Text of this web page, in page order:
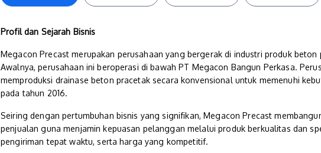
Profil dan Sejarah Bisnis
Megacon Precast merupakan perusahaan yang bergerak di industri produk beton
Awalnya, perusahaan ini beroperasi di bawah PT Megacon Bangun Perkasa.
memproduksi drainase beton pracetak secara konvensional untuk memenuhi
pada tahun 2016.
Seiring dengan pertumbuhan bisnis yang signifikan, Megacon Precast
penjualan guna menjamin kepuasan pelanggan melalui produk berkualitas dan
pengiriman tepat waktu, serta harga yang kompetitif.